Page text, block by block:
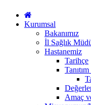
Kurumsal
Bakanımız
İl Sağlık
Hastanemiz
Tarihçe
Amaç